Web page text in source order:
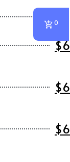
$6
$6
$6
$6
0